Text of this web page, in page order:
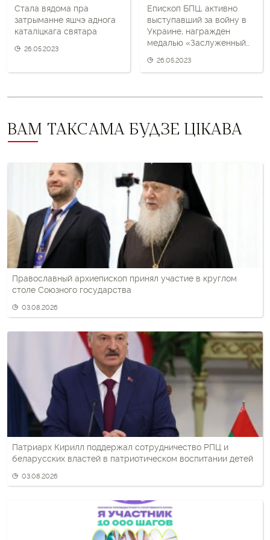
Стала вядома пра
затрыманне яшчэ аднога
каталіцкага святара
26.05.2023
Епископ БПЦ, активно
выступавший за войну в
Украине, награжден
медалью «Заслуженный
26.05.2023
ВАМ ТАКСАМА БУДЗЕ ЦІКАВА
Православный архиепископ принял участие в круглом
столе Союзного государства
03.08.2026
Патриарх Кирилл поддержал сотрудничество РПЦ и
беларусских властей в патриотическом воспитании детей
03.08.2026